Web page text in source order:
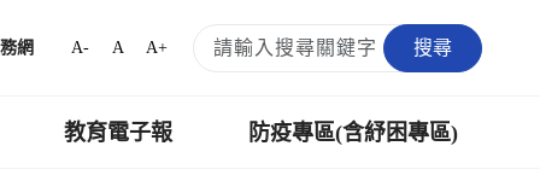
網 A- A A+ 搜尋
教育電子報 防疫專區(含紓困專區)